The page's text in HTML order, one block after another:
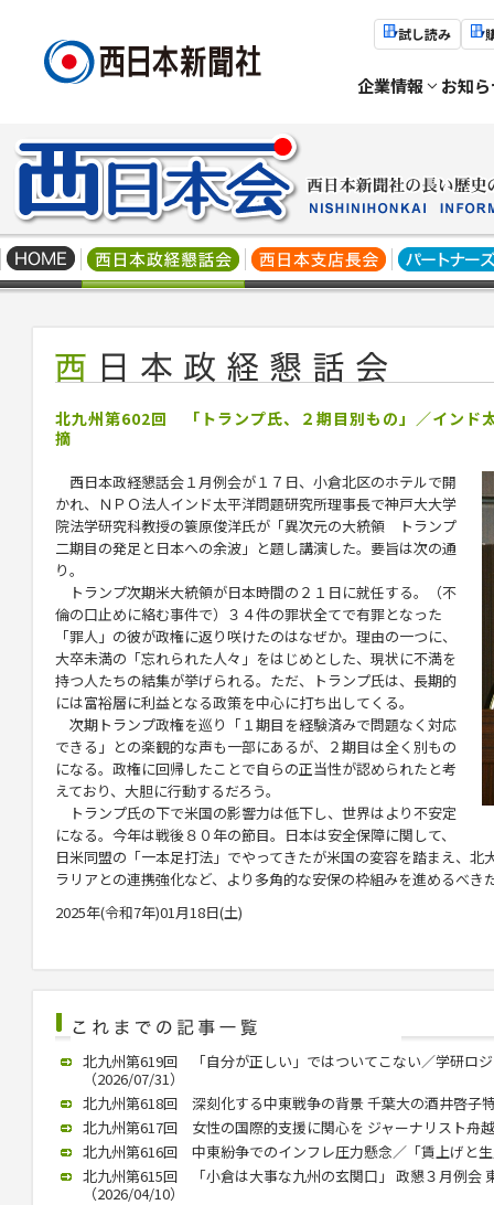
試し読み
企業情報 お知
北九州第602回 「トランプ氏、２期目別もの」／インド
摘
西日本政経懇話会１月例会が１７日、小倉北区のホテルで開
かれ、ＮＰＯ法人インド太平洋問題研究所理事長で神戸大大学
院法学研究科教授の簑原俊洋氏が「異次元の大統領 トランプ
二期目の発足と日本への余波」と題し講演した。要旨は次の通
り。
トランプ次期米大統領が日本時間の２１日に就任する。（不
倫の口止めに絡む事件で）３４件の罪状全てで有罪となった
「罪人」の彼が政権に返り咲けたのはなぜか。理由の一つに、
大卒未満の「忘れられた人々」をはじめとした、現状に不満を
持つ人たちの結集が挙げられる。ただ、トランプ氏は、長期的
には富裕層に利益となる政策を中心に打ち出してくる。
次期トランプ政権を巡り「１期目を経験済みで問題なく対応
できる」との楽観的な声も一部にあるが、２期目は全く別もの
になる。政権に回帰したことで自らの正当性が認められたと考
えており、大胆に行動するだろう。
トランプ氏の下で米国の影響力は低下し、世界はより不安定
になる。今年は戦後８０年の節目。日本は安全保障に関して、
日米同盟の「一本足打法」でやってきたが米国の変容を踏まえ、
ラリアとの連携強化など、より多角的な安保の枠組みを進めるべき
2025年(令和7年)01月18日(土)
北九州第619回 「自分が正しい」ではついてこない／学研ロ
（2026/07/31）
北九州第618回 深刻化する中東戦争の背景 千葉大の酒井啓子
北九州第617回 女性の国際的支援に関心を ジャーナリスト舟
北九州第616回 中東紛争でのインフレ圧力懸念／「賃上げと
北九州第615回 「小倉は大事な九州の玄関口」 政懇３月例会
（2026/04/10）